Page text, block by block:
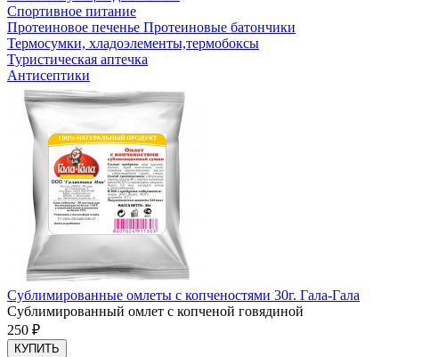
Спортивное питание
Протеиновое печенье Протеиновые батончики
Термосумки, хладоэлементы,термобоксы
Туристическая аптечка
Антисептики
Сублимированные омлеты с копченостями 30г. Гала-Гала
Сублимированный омлет с копченой говядиной
250 ₽
КУПИТЬ